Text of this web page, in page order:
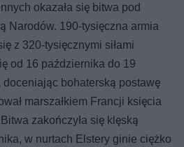
okazała się bitwa pod
Narodów. 190-tysięczna armia
z 320-tysięcznymi siłami
od 16 października do 19
bohaterską postawę
marszałkiem Francji księcia
zakończyła się klęską
w nurtach Elstery ginie ciężko